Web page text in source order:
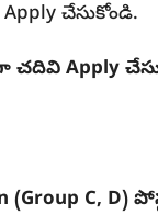
చేసుకోండి.
చదివి Apply
(Group C, D)